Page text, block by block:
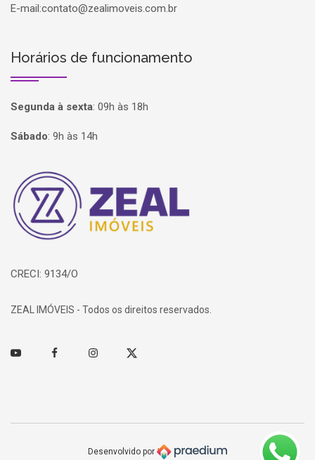
E-mail:contato@zealimoveis.com.br
Horários de funcionamento
Segunda à sexta: 09h às 18h
Sábado: 9h às 14h
Página inicial
CRECI: 9134/O
ZEAL IMÓVEIS - Todos os direitos reservados.
Youtube FacebookInstagramTwitter
Desenvolvido por